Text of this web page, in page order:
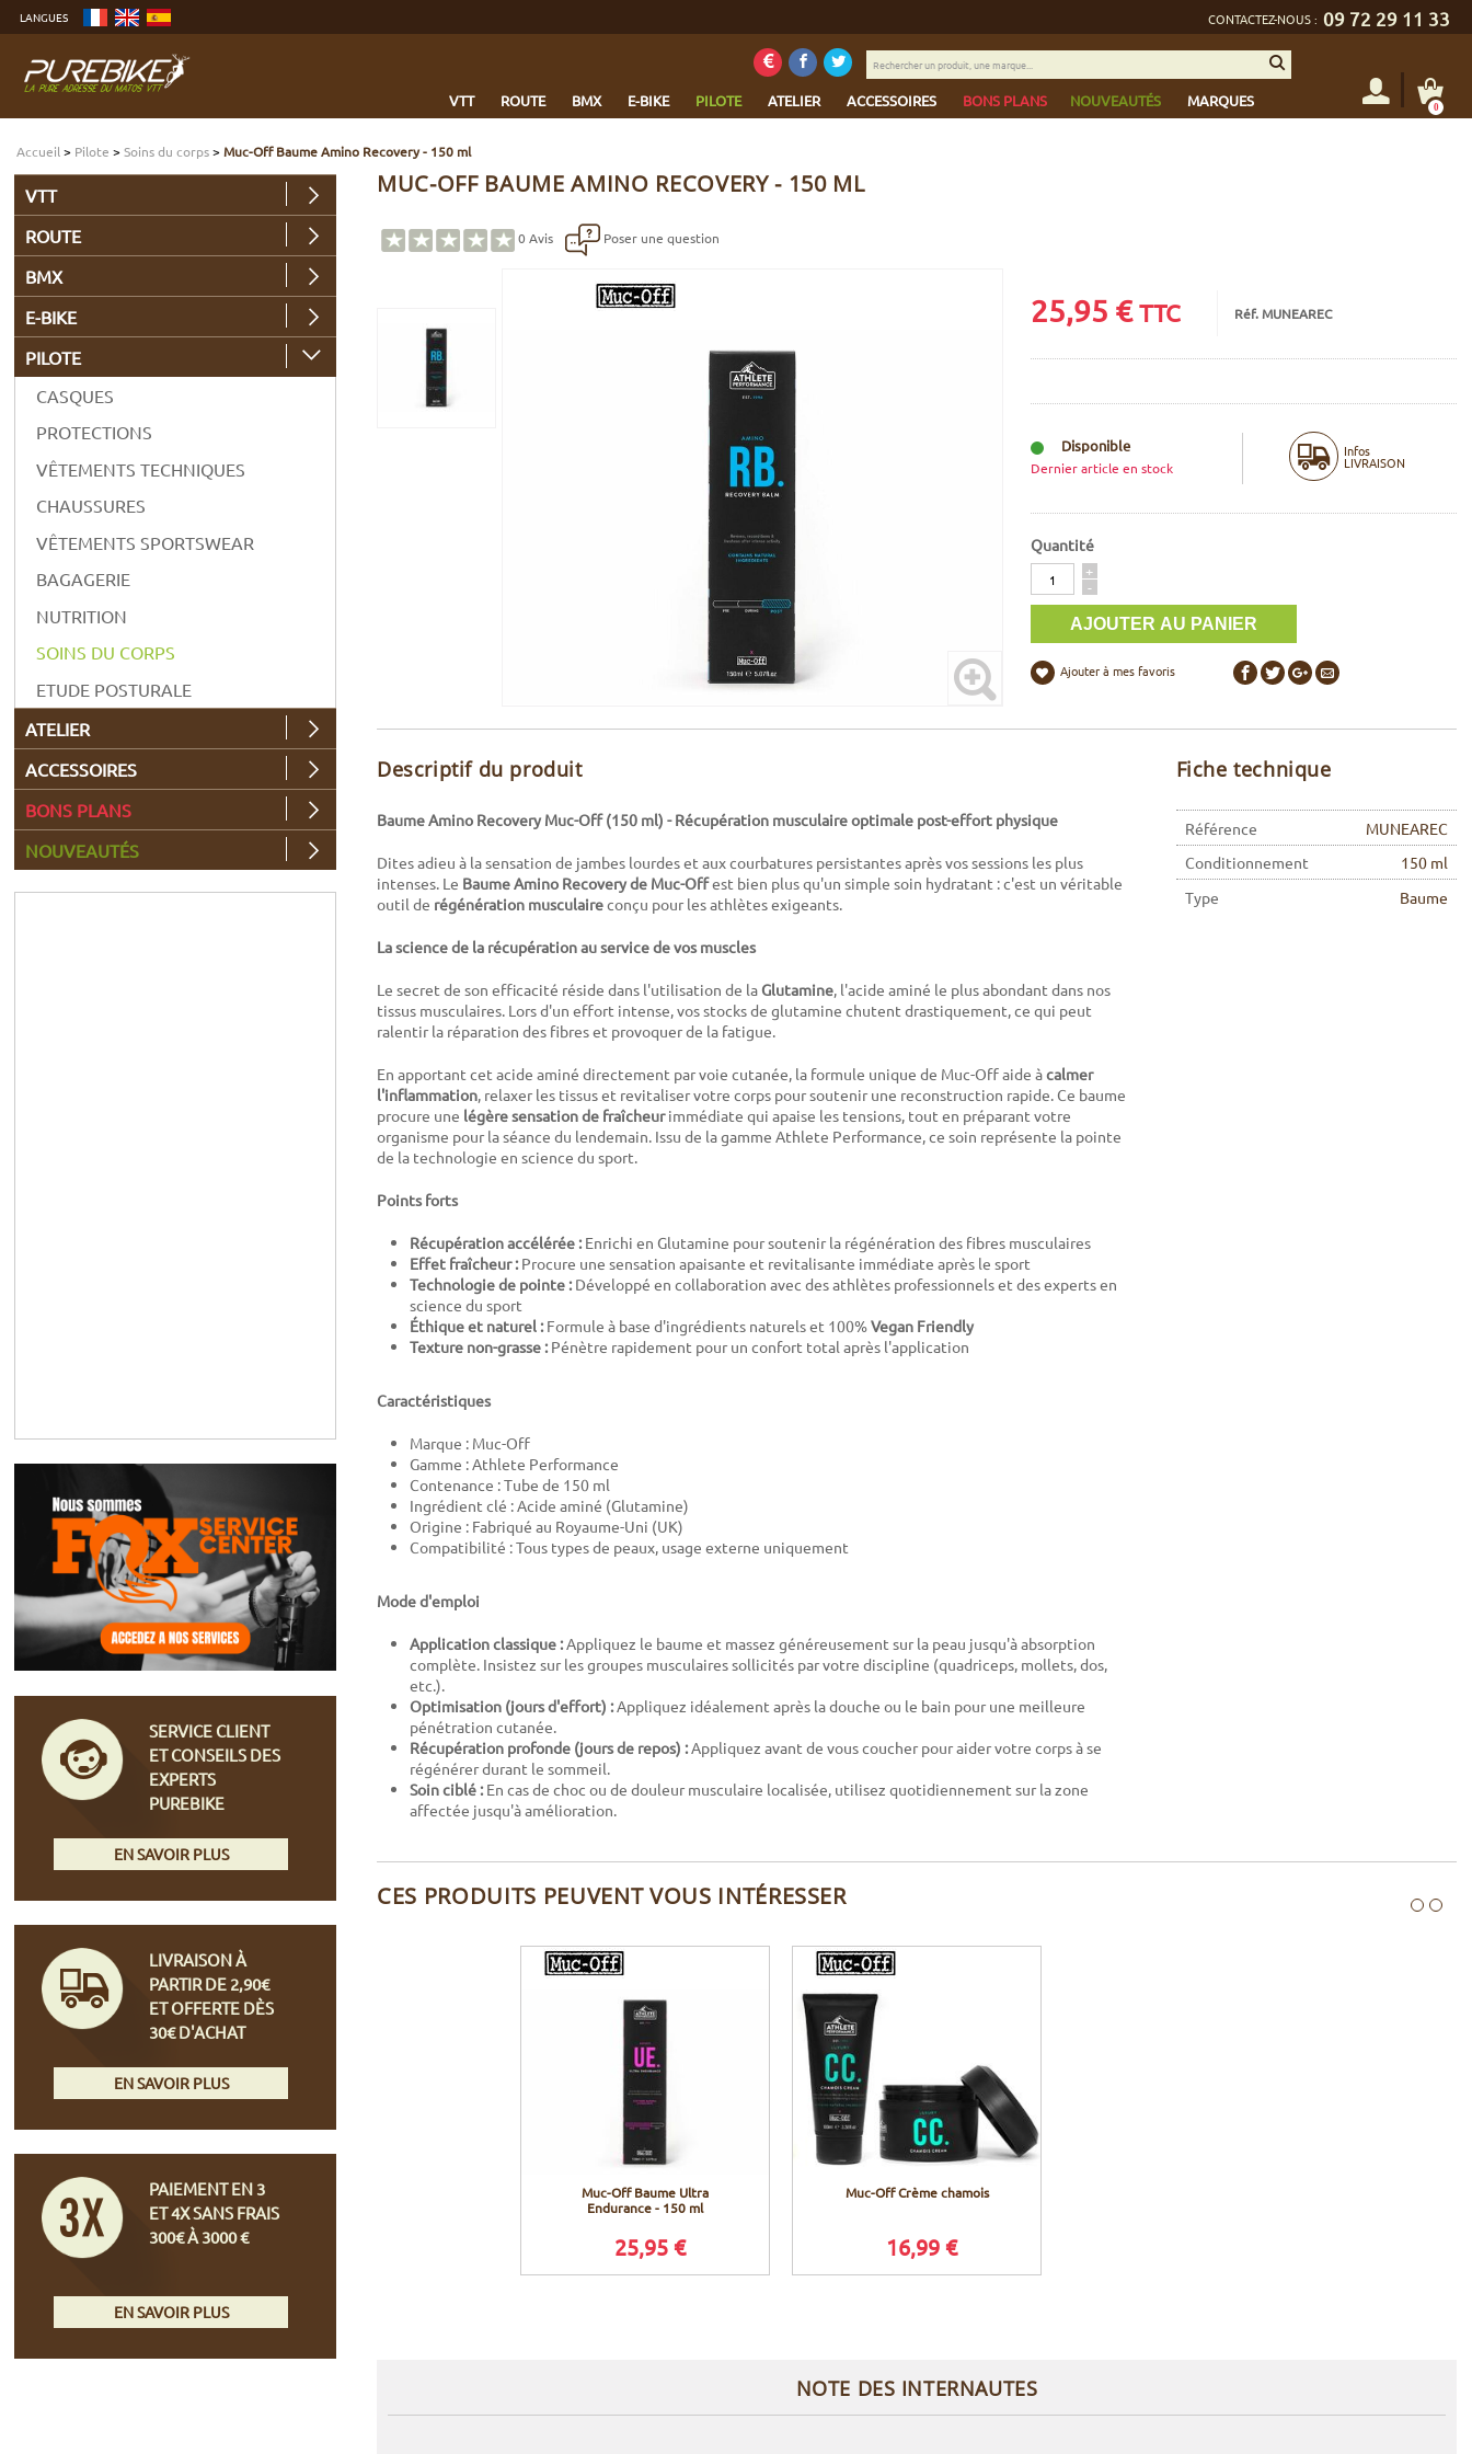
contenu
menu
Aller
CONTACTEZ-NOUS : 09 72 29 11 33
LANGUES
VTT ROUTE BMX E-BIKE PILOTE ATELIER ACCESSOIRES BONS PLANS NOUVEAUTÉS MARQUES
Rechercher
un
une
marque...
0
Accueil > Pilote >Soins du corps>Muc-Off Baume Amino Recovery - 150 ml
MUC-OFF BAUME AMINO RECOVERY - 150 ML
0 Avis Poser une question
25,95 € TTC Réf. MUNEAREC
Disponible
Dernier article en stock
Infos
LIVRAISON
Quantité
Quantité
+
-
Ajouter à mes favoris
Descriptif du produit
Baume Amino Recovery Muc-Off (150 ml) - Récupération musculaire optimale post-effort physique
Dites adieu à la sensation de jambes lourdes et aux courbatures persistantes après vos sessions les plus
intenses. Le Baume Amino Recovery de Muc-Offest bien plus qu'un simple soin hydratant : c'est un véritable
outil de régénération musculaireconçu pour les athlètes exigeants.
La science de la récupération au service de vos muscles
Le secret de son efficacité réside dans l'utilisation de laGlutamine, l'acide aminé le plus abondant dans nos
tissus musculaires. Lors d'un effort intense, vos stocks de glutamine chutent drastiquement, ce qui peut
ralentir la réparation des fibres et provoquer de la fatigue.
En apportant cet acide aminé directement par voie cutanée, la formule unique de Muc-Off aide àcalmer
l'inflammation, relaxer les tissus et revitaliser votre corps pour soutenir une reconstruction rapide. Ce baume
procure une légère sensation de fraîcheurimmédiate qui apaise les tensions, tout en préparant votre
organisme pour la séance du lendemain. Issu de la gamme Athlete Performance, ce soin représente la pointe
de la technologie en science du sport.
Points forts
Récupération accélérée : Enrichi en Glutamine pour soutenir la régénération des fibres musculaires
Effet fraîcheur : Procure une sensation apaisante et revitalisante immédiate après le sport
Technologie de pointe : Développé en collaboration avec des athlètes professionnels et des experts en
science du sport
Éthique et naturel : Formule à base d'ingrédients naturels et 100%Vegan Friendly
Texture non-grasse : Pénètre rapidement pour un confort total après l'application
Caractéristiques
Marque : Muc-Off
Gamme : Athlete Performance
Contenance : Tube de 150 ml
Ingrédient clé : Acide aminé (Glutamine)
Origine : Fabriqué au Royaume-Uni (UK)
Compatibilité : Tous types de peaux, usage externe uniquement
Mode d'emploi
Application classique :Appliquez le baume et massez généreusement sur la peau jusqu'à absorption
complète. Insistez sur les groupes musculaires sollicités par votre discipline (quadriceps, mollets, dos,
etc.).
Optimisation (jours d'effort) :Appliquez idéalement après la douche ou le bain pour une meilleure
pénétration cutanée.
Récupération profonde (jours de repos) :Appliquez avant de vous coucher pour aider votre corps à se
régénérer durant le sommeil.
Soin ciblé : En cas de choc ou de douleur musculaire localisée, utilisez quotidiennement sur la zone
affectée jusqu'à amélioration.
Fiche technique
Référence
MUNEAREC
Conditionnement
150 ml
Type
Baume
CES PRODUITS PEUVENT VOUS INTÉRESSER
Muc-Off Baume Ultra
Endurance - 150 ml
25,95 €
Muc-Off Crème chamois
16,99 €
NOTE DES INTERNAUTES
VTT
ROUTE
BMX
E-BIKE
PILOTE
CASQUES
PROTECTIONS
VÊTEMENTS TECHNIQUES
CHAUSSURES
VÊTEMENTS SPORTSWEAR
BAGAGERIE
NUTRITION
SOINS DU CORPS
ETUDE POSTURALE
ATELIER
ACCESSOIRES
BONS PLANS
NOUVEAUTÉS
SERVICE CLIENT
ET CONSEILS DES
EXPERTS
PUREBIKE
EN SAVOIR PLUS
LIVRAISON À
PARTIR DE 2,90€
ET OFFERTE DÈS
30€ D'ACHAT
EN SAVOIR PLUS
PAIEMENT EN 3
ET 4X SANS FRAIS
300€ À 3000 €
EN SAVOIR PLUS